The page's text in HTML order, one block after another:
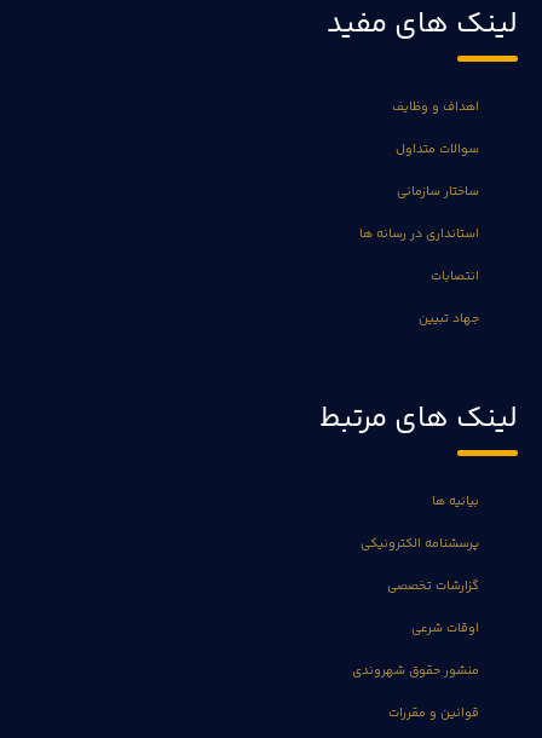
لینک های مفید
اهداف و وظایف
سوالات متداول
ساختار سازمانی
استانداری در رسانه ها
انتصابات
جهاد تبیین
لینک های مرتبط
بیانیه ها
پرسشنامه الکترونیکی
گزارشات تخصصی
اوقات شرعی
منشور حقوق شهروندی
قوانین و مقررات